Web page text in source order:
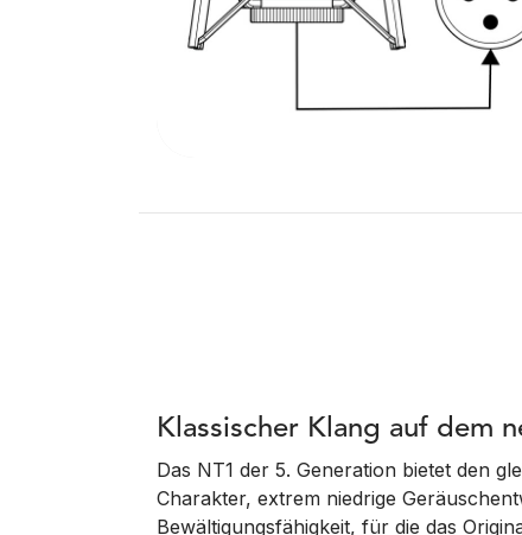
Klassischer Klang auf dem
Das NT1 der 5. Generation bietet den
Charakter, extrem niedrige
Bewältigungsfähigkeit, für die das